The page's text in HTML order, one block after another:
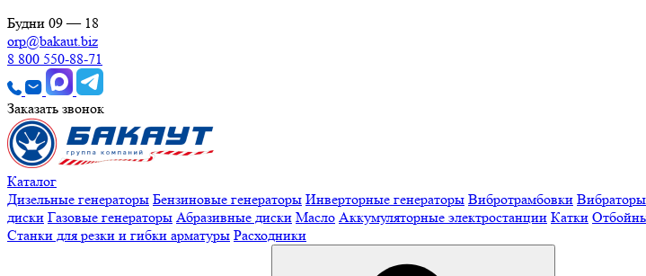
Будни 09 — 18
orp@bakaut.biz
8 800 550-88-71
Заказать звонок
Каталог
Дизельные генераторы Бензиновые генераторы Инверторные генераторы Вибротрамбовки Вибраторы
диски Газовые генераторы Абразивные диски Масло Аккумуляторные электростанции Катки
Станки для резки и гибки арматуры Расходники